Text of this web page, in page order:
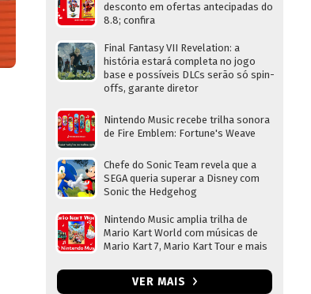
desconto em ofertas antecipadas do
8.8; confira
Final Fantasy VII Revelation: a
história estará completa no jogo
base e possíveis DLCs serão só spin-
offs, garante diretor
Nintendo Music recebe trilha sonora
de Fire Emblem: Fortune's Weave
Chefe do Sonic Team revela que a
SEGA queria superar a Disney com
Sonic the Hedgehog
Nintendo Music amplia trilha de
Mario Kart World com músicas de
Mario Kart 7, Mario Kart Tour e mais
VER MAIS